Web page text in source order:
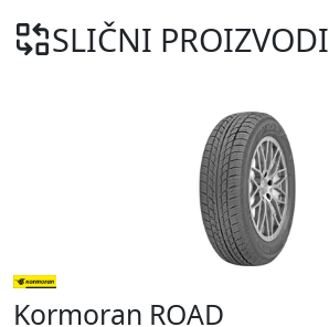
SLIČNI PROIZVODI
Kormoran ROAD